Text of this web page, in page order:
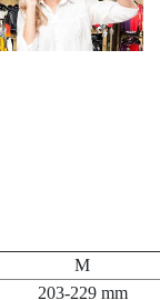
M
203-229 mm